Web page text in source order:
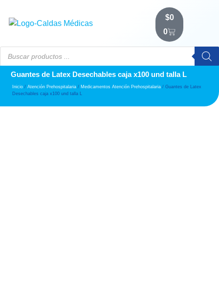
$0
0
Guantes de Latex Desechables caja x100 und talla L
Inicio / Atención Prehospitalaria / Medicamentos Atención Prehospitalaria / Guantes de Latex
Desechables caja x100 und talla L